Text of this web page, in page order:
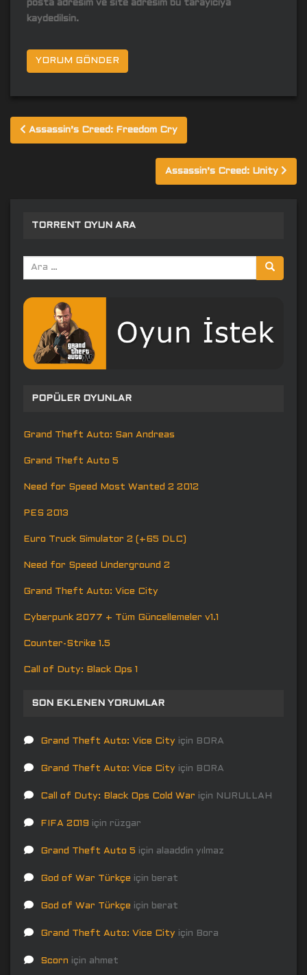
posta adresim ve site adresim bu tarayıcıya
kaydedilsin.
Yazı
gezinmesi
Assassin’s Creed: Freedom Cry
Assassin’s Creed: Unity
TORRENT OYUN ARA
Arama
yap:
POPÜLER OYUNLAR
Grand Theft Auto: San Andreas
Grand Theft Auto 5
Need for Speed Most Wanted 2 2012
PES 2013
Euro Truck Simulator 2 (+65 DLC)
Need for Speed Underground 2
Grand Theft Auto: Vice City
Cyberpunk 2077 + Tüm Güncellemeler v1.1
Counter-Strike 1.5
Call of Duty: Black Ops 1
SON EKLENEN YORUMLAR
Grand Theft Auto: Vice City için BORA
Grand Theft Auto: Vice City için BORA
Call of Duty: Black Ops Cold War için NURULLAH
FIFA 2019 için rüzgar
Grand Theft Auto 5 için alaaddin yılmaz
God of War Türkçe için berat
God of War Türkçe için berat
Grand Theft Auto: Vice City için Bora
Scorn için ahmet